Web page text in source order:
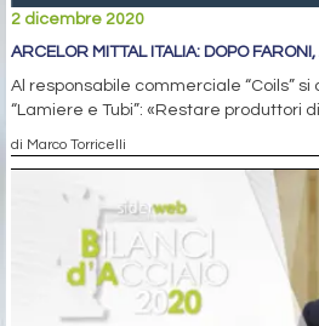
2 dicembre 2020
ARCELOR MITTAL ITALIA: DOPO
Al responsabile commerciale “Coils”
“Lamiere e Tubi”: «Restare produttori
di Marco Torricelli